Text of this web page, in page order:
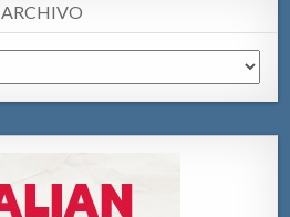
ARCHIVO